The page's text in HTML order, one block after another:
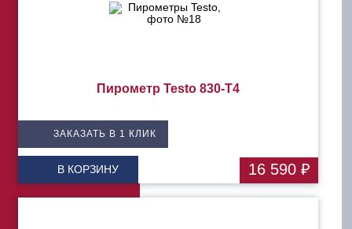
Пирометр Testo 830-T4
ЗАКАЗАТЬ В 1 КЛИК
В КОРЗИНУ 16 590 ₽